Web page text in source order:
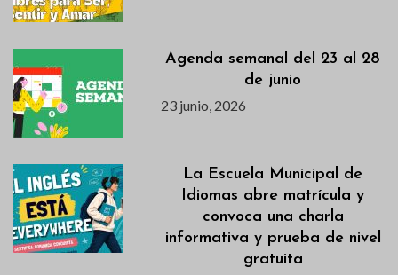
Agenda semanal del 23 al 28
de junio
23 junio, 2026
La Escuela Municipal de
Idiomas abre matrícula y
convoca una charla
informativa y prueba de nivel
gratuita